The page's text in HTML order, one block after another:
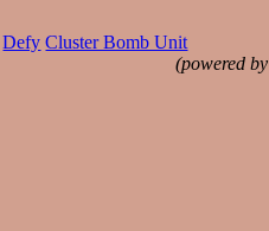
Defy Cluster Bomb Unit
(powered by